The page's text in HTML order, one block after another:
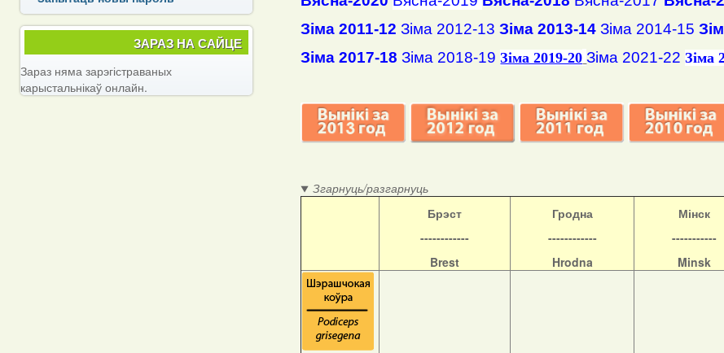
Зіма 2011-12 Зіма 2012-13 Зіма 2013-14 Зіма 2014-15
Зіма 2017-18 Зіма 2018-19 Зіма 2019-20 Зіма 2021-22 Зіма
Згарнуць/разгарнуць
Брэст
------------
Brest
Гродна
------------
Hrodna
Мінск
-----------
Minsk
ЗАРАЗ НА САЙЦЕ
Зараз няма зарэгістраваных
карыстальнікаў онлайн.